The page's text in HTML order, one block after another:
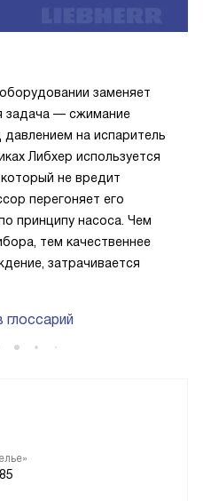
заменяет
задача — сжимание
на испаритель
Либхер используется
не вредит
перегоняет его
принципу насоса. Чем
тем качественнее
затрачивается
глоссарий